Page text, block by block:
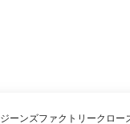
ジーンズファクトリークロー